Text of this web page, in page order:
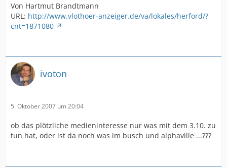
Von Hartmut Brandtmann
URL: http://www.vlothoer-anzeiger.de/va/lokales/herford/?
cnt=1871080
ivoton
5. Oktober 2007 um 20:04
ob das plötzliche medieninteresse nur was mit dem 3.10. zu
tun hat, oder ist da noch was im busch und alphaville ...???